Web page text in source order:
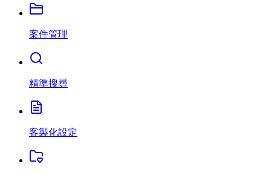
案件管理
精準搜尋
客製化設定